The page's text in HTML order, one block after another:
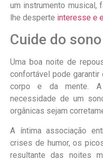
um instrumento musical,
lhe desperte interesse e
Cuide do
Uma boa noite de
confortável pode
corpo e da mente. A
necessidade de um
orgânicas sejam
A íntima associação
crises de humor, os
resultante das noites